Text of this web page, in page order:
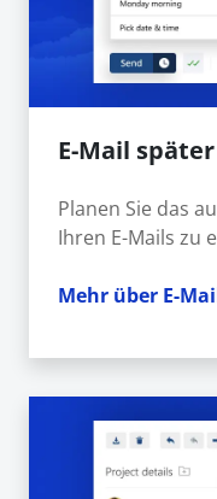
E-Mail
Planen Sie das
Ihren E-Mails zu
Mehr über E-